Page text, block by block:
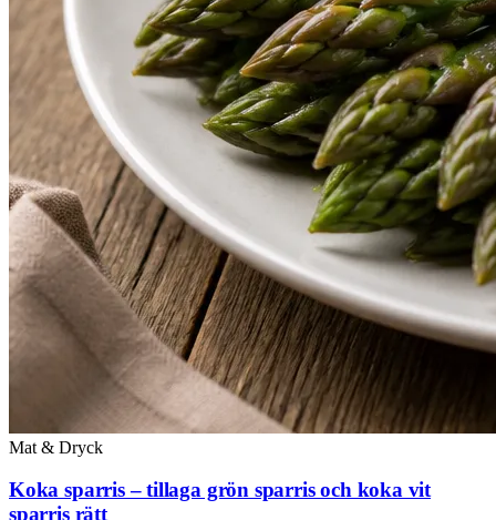
Mat & Dryck
Koka sparris – tillaga grön sparris och koka vit
sparris rätt